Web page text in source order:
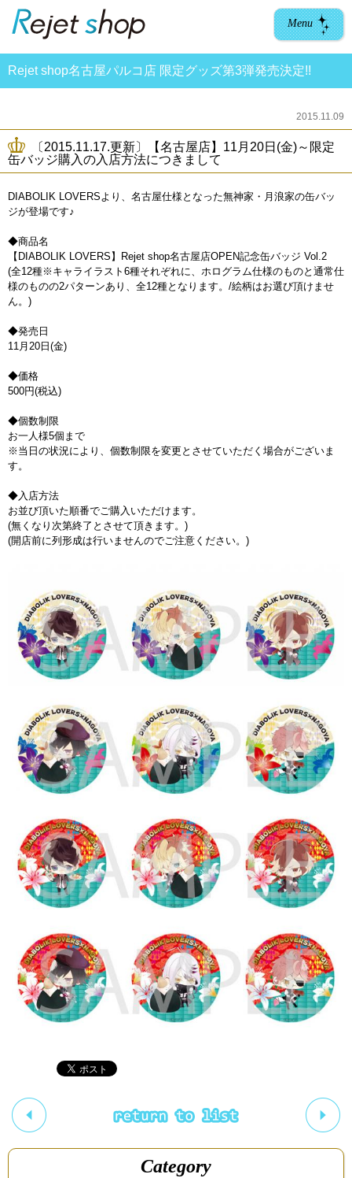
Menu
Rejet shop名古屋パルコ店 限定グッズ第3弾発売決定!!
2015.11.09
〔2015.11.17.更新〕【名古屋店】11月20日(金)～限定
缶バッジ購入の入店方法につきまして
DIABOLIK LOVERSより、名古屋仕様となった無神家・月浪家の缶バッ
ジが登場です♪
◆商品名
【DIABOLIK LOVERS】Rejet shop名古屋店OPEN記念缶バッジ Vol.2
(全12種※キャライラスト6種それぞれに、ホログラム仕様のものと通常仕
様のものの2パターンあり、全12種となります。/絵柄はお選び頂けませ
ん。)
◆発売日
11月20日(金)
◆価格
500円(税込)
◆個数制限
お一人様5個まで
※当日の状況により、個数制限を変更とさせていただく場合がございま
す。
◆入店方法
お並び頂いた順番でご購入いただけます。
(無くなり次第終了とさせて頂きます。)
(開店前に列形成は行いませんのでご注意ください。)
Category